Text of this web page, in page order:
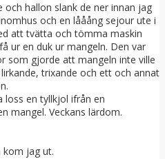
och hallon slank de ner innan jag
och en lååång sejour ute i
att tvätta och tömma maskin
ur en duk ur mangeln. Den var
som gjorde att mangeln inte ville
trixande och ett och annat
loss en tyllkjol ifrån en
mangel. Veckans lärdom.
kom jag ut.